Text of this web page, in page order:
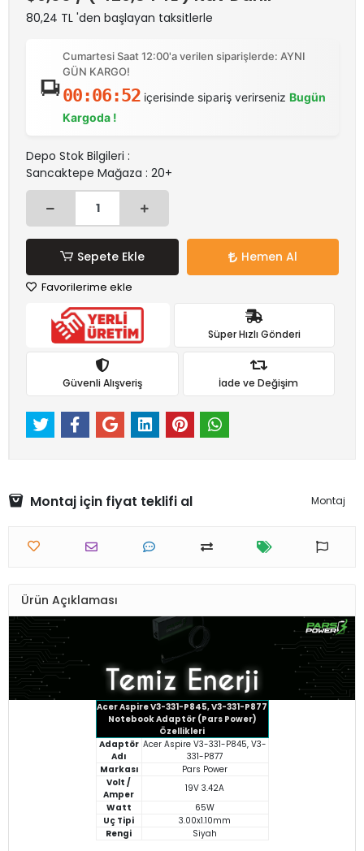
80,24 TL 'den başlayan taksitlerle
Cumartesi Saat 12:00'a verilen siparişlerde: AYNI
GÜN KARGO!
00:06:52içerisinde sipariş verirseniz Bugün
Kargoda !
Depo Stok Bilgileri :
Sancaktepe Mağaza : 20+
Sepete Ekle Hemen Al
Favorilerime ekle
Süper Hızlı Gönderi
Güvenli Alışveriş İade ve Değişim
Montaj için fiyat teklifi al Montaj
Ürün Açıklaması
Acer Aspire V3-331-P845, V3-331-P877
Notebook Adaptör (Pars Power)
Özellikleri
Adaptör
Adı
Acer Aspire V3-331-P845, V3-
331-P877
Markası
Pars Power
Volt /
Amper
19V 3.42A
Watt
65W
Uç Tipi
3.00x1.10mm
Rengi
Siyah